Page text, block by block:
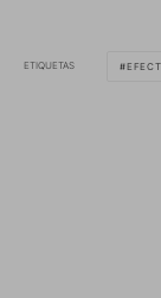
ETIQUETAS